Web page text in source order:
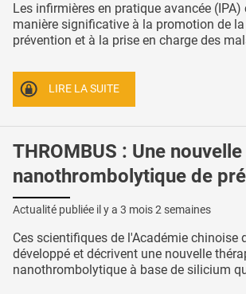
Les infirmières en pratique avancée
manière significative à la promotion de
prévention et à la prise en charge des
LIRE LA SUITE
THROMBUS : Une
nanothrombolytique de
Actualité publiée il y a 3 mois 2 semaines
Ces scientifiques de l'Académie chinoise
développé et décrivent une nouvelle
nanothrombolytique à base de silicium